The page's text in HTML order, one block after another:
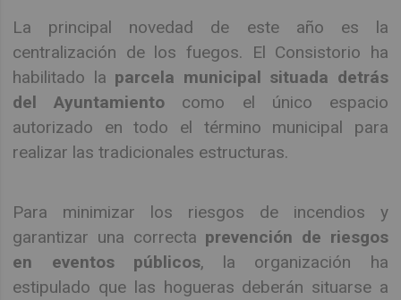
La principal novedad de este año es la
centralización de los fuegos. El Consistorio ha
habilitado la parcela municipal situada detrás
del Ayuntamiento como el único espacio
autorizado en todo el término municipal para
realizar las tradicionales estructuras.
Para minimizar los riesgos de incendios y
garantizar una correcta prevención de riesgos
en eventos públicos, la organización ha
estipulado que las hogueras deberán situarse a